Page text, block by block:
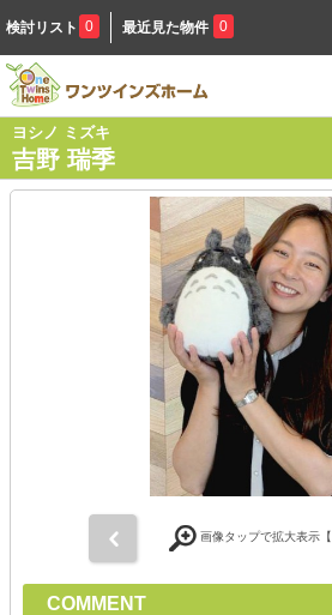
検討リスト 0 最近見た物件 0
ヨシノ ミズキ
吉野 瑞季
画像タップで拡大表示【
COMMENT